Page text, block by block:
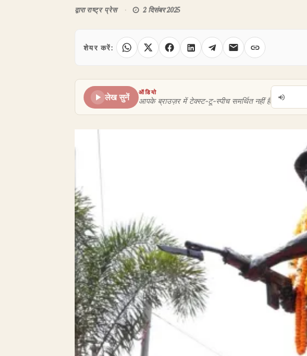
द्वाराराष्ट्र प्रेस 2 दिसंबर 2025
शेयर करें:
लेख सुनें
ऑडियो
आपके ब्राउज़र में टेक्स्ट-टू-स्पीच समर्थित नहीं है